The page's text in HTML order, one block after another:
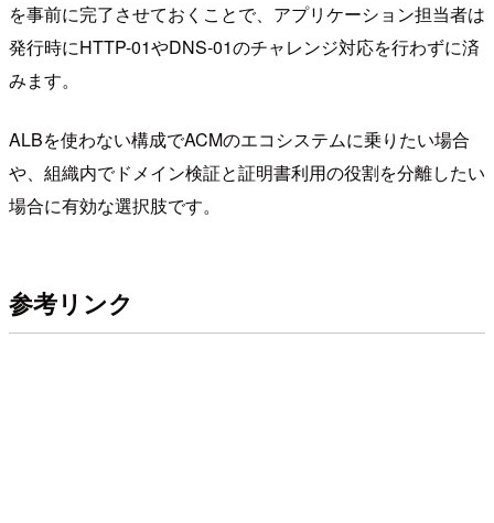
を事前に完了させておくことで、アプリケーション担当者は
発行時にHTTP-01やDNS-01のチャレンジ対応を行わずに済
みます。
ALBを使わない構成でACMのエコシステムに乗りたい場合
や、組織内でドメイン検証と証明書利用の役割を分離したい
場合に有効な選択肢です。
参考リンク